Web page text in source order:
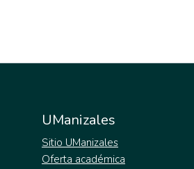
UManizales
Sitio UManizales
Oferta académica